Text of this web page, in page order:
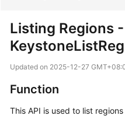
What's
New
Service
Listing Regions -
Updated on 2025-12-27
Function
This API is used to list